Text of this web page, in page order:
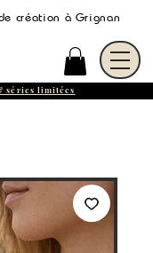
création à Grignan
séries limitées